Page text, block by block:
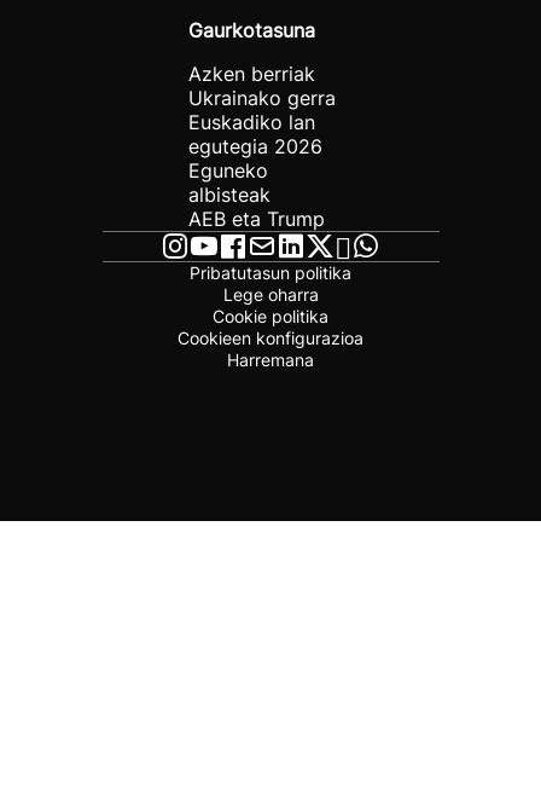
Gaurkotasuna
Azken berriak
Ukrainako gerra
Euskadiko lan
egutegia 2026
Eguneko
albisteak
AEB eta Trump
Pribatutasun politika
Lege oharra
Cookie politika
Cookieen konfigurazioa
Harremana